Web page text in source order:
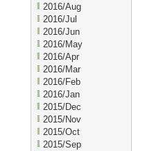
2016/Aug
2016/Jul
2016/Jun
2016/May
2016/Apr
2016/Mar
2016/Feb
2016/Jan
2015/Dec
2015/Nov
2015/Oct
2015/Sep